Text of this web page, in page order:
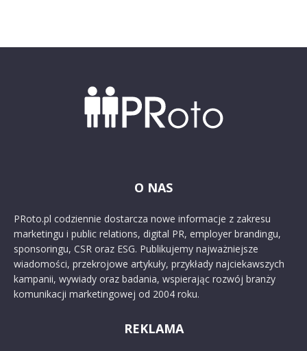
O NAS
PRoto.pl codziennie dostarcza nowe informacje z zakresu
marketingu i public relations, digital PR, employer brandingu,
sponsoringu, CSR oraz ESG. Publikujemy najważniejsze
wiadomości, przekrojowe artykuły, przykłady najciekawszych
kampanii, wywiady oraz badania, wspierając rozwój branży
komunikacji marketingowej od 2004 roku.
REKLAMA